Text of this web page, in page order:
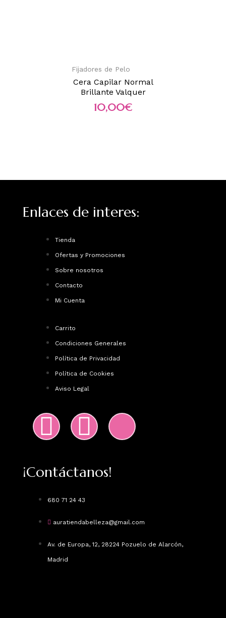
Fijadores de Pelo
Cera Capilar Normal
Brillante Valquer
10,00€
¡Contáctanos!
680 71 24 43
auratiendabelleza@gmail.com
Av. de Europa, 12, 28224 Pozuelo de Alarcón,
Madrid
Enlaces de interes:
Tienda
Ofertas y Promociones
Sobre nosotros
Contacto
Mi Cuenta
Carrito
Condiciones Generales
Política de Privacidad
Política de Cookies
Aviso Legal